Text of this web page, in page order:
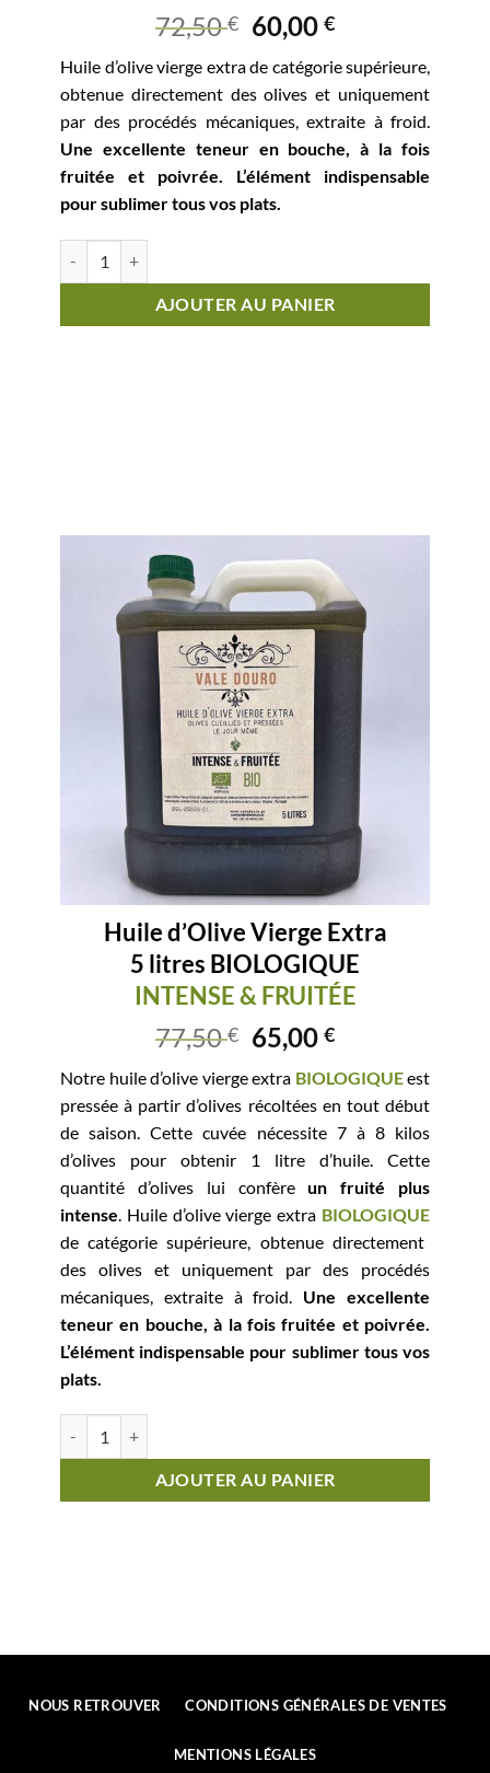
72,50€ 60,00€
Huile d’olive vierge extra de catégorie supérieure,
obtenue directement des olives et uniquement
par des procédés mécaniques, extraite à froid.
Une excellente teneur en bouche, à la fois
fruitée et poivrée. L’élément indispensable
pour sublimer tous vos plats.
AJOUTER AU PANIER
Huile d’Olive Vierge Extra
5 litres BIOLOGIQUE
INTENSE & FRUITÉE
77,50€ 65,00€
Notre huile d’olive vierge extra BIOLOGIQUEest
pressée à partir d’olives récoltées en tout début
de saison. Cette cuvée nécessite 7 à 8 kilos
d’olives pour obtenir 1 litre d’huile. Cette
quantité d’olives lui confèreun fruité plus
intense . Huile d’olive vierge extra BIOLOGIQUE
de catégorie supérieure, obtenue directement
des olives et uniquement par des procédés
mécaniques, extraite à froid. Une excellente
teneur en bouche, à la fois fruitée et poivrée.
L’élément indispensable pour sublimer tous vos
plats.
AJOUTER AU PANIER
NOUS RETROUVER CONDITIONS GÉNÉRALES DE VENTES
MENTIONS LÉGALES